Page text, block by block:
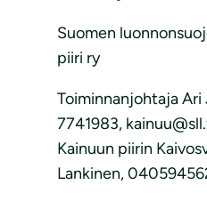
Suomen
piiri ry
Toiminnanjohtaja
7741983,
Kainuun piirin
Lankinen,